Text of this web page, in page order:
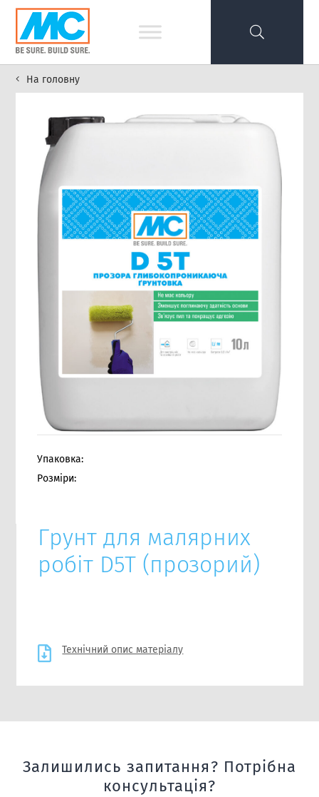
На головну
Упаковка:
Розміри:
Грунт для малярних
робіт D5T (прозорий)
Технічний опис матеріалу
Залишились запитання? Потрібна
консультація?